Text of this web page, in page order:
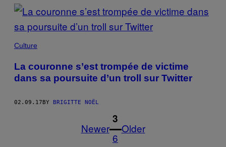
Culture
La couronne s’est trompée de victime
dans sa poursuite d’un troll sur Twitter
02.09.17BY BRIGITTE NOËL
Newer
1
3
6
Older